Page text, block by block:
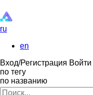
ru
en
Вход/Регистрация Войти
по тегу
по названию